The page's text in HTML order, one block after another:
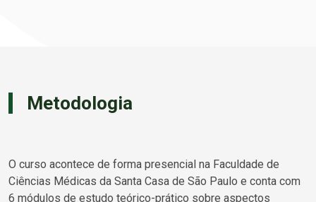
Metodologia
O curso acontece de forma presencial na Faculdade de
Ciências Médicas da Santa Casa de São Paulo e conta com
6 módulos de estudo teórico-prático sobre aspectos